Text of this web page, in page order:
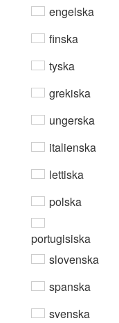
engelska
finska
tyska
grekiska
ungerska
italienska
lettiska
polska
portugisiska
slovenska
spanska
svenska